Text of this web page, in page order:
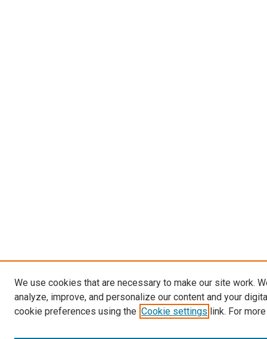
We use cookies that are necessary to make our site work.
analyze, improve, and personalize our content and your
cookie preferences using the Cookie settings link. For